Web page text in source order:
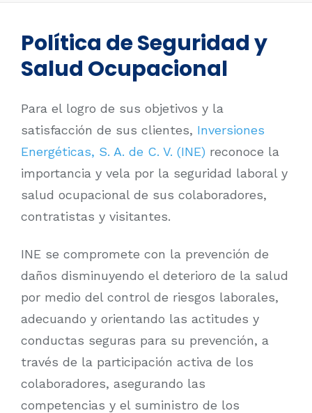
Política de Seguridad y
Salud Ocupacional
Para el logro de sus objetivos y la
satisfacción de sus clientes, Inversiones
Energéticas, S. A. de C. V. (INE) reconoce la
importancia y vela por la seguridad laboral y
salud ocupacional de sus colaboradores,
contratistas y visitantes.
INE se compromete con la prevención de
daños disminuyendo el deterioro de la salud
por medio del control de riesgos laborales,
adecuando y orientando las actitudes y
conductas seguras para su prevención, a
través de la participación activa de los
colaboradores, asegurando las
competencias y el suministro de los